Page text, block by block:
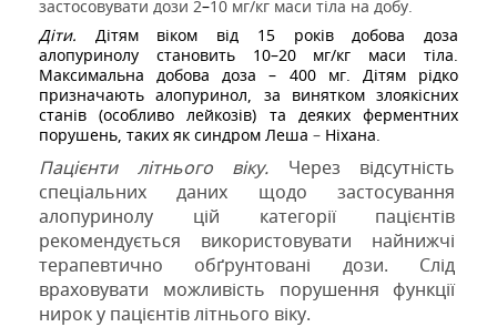
застосовувати дози 2–10 мг/кг маси тіла на добу.
Діти. Дітям віком від 15 роківдобова доза
алопуринолу становить 10–20 мг/кг маси тіла.
Максимальна добова доза – 400 мг.
Дітям рідко
призначають алопуринол, за винятком злоякісних
станів (особливо лейкозів) та деяких ферментних
порушень, таких як синдром Леша – Ніхана.
Пацієнти літнього віку. Через відсутність
спеціальних даних щодо застосування
алопуринолу цій категорії пацієнтів
рекомендується використовувати найнижчі
терапевтично обґрунтовані дози. Слід
враховувати можливість порушення функції
нирок у пацієнтів літнього віку.